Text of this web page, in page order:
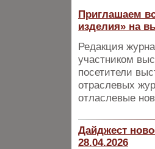
Приглашаем
изделия» на
Редакция
участником
посетители
отраслевых
отласлевые
Дайджест
28.04.2026